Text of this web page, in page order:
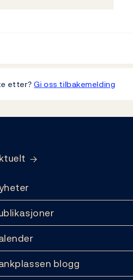
etter?Gi oss tilbakemelding
blogg